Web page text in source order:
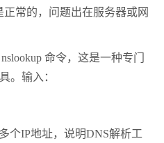
常的，问题出在服务器或网
命令，这是一种专门
。输入：
IP地址，说明DNS解析工